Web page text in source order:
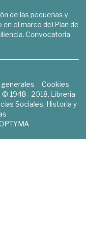
de las pequeñas y
el marco del Plan de
Convocatoria
Cookies
1948 - 2018. Librería
Sociales, Historia y